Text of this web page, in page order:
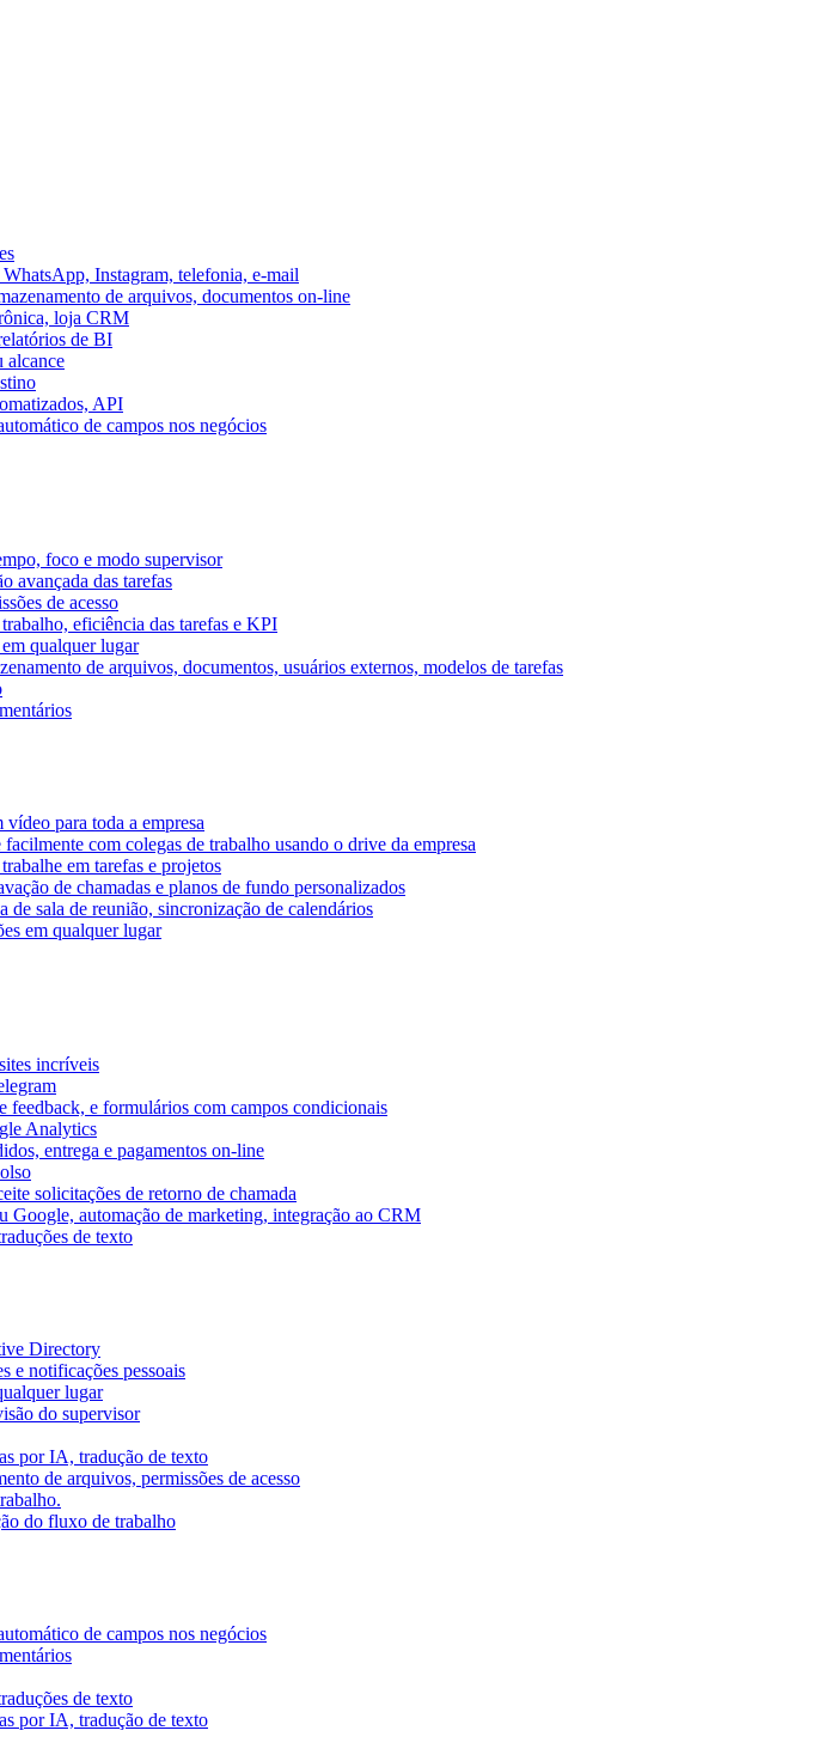
Instagram, telefonia, e-mail
de arquivos, documentos on-line
loja CRM
de BI
alcance
API
de campos nos negócios
foco e modo supervisor
avançada das tarefas
de acesso
eficiência das tarefas e KPI
qualquer lugar
de arquivos, documentos, usuários externos, modelos de tarefas
para toda a empresa
com colegas de trabalho usando o drive da empresa
em tarefas e projetos
de chamadas e planos de fundo personalizados
de sala de reunião, sincronização de calendários
em qualquer lugar
incríveis
feedback, e formulários com campos condicionais
Analytics
entrega e pagamentos on-line
solicitações de retorno de chamada
Google, automação de marketing, integração ao CRM
de texto
Directory
e notificações pessoais
lugar
do supervisor
por IA, tradução de texto
de arquivos, permissões de acesso
do fluxo de trabalho
de campos nos negócios
de texto
por IA, tradução de texto